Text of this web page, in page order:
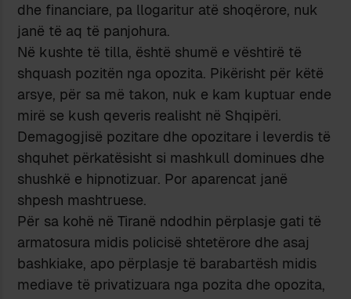
dhe financiare, pa llogaritur atë shoqërore, nuk
janë të aq të panjohura.
Në kushte të tilla, është shumë e vështirë të
shquash pozitën nga opozita. Pikërisht për këtë
arsye, për sa më takon, nuk e kam kuptuar ende
mirë se kush qeveris realisht në Shqipëri.
Demagogjisë pozitare dhe opozitare i leverdis të
shquhet përkatësisht si mashkull dominues dhe
shushkë e hipnotizuar. Por aparencat janë
shpesh mashtruese.
Për sa kohë në Tiranë ndodhin përplasje gati të
armatosura midis policisë shtetërore dhe asaj
bashkiake, apo përplasje të barabartësh midis
mediave të privatizuara nga pozita dhe opozita,